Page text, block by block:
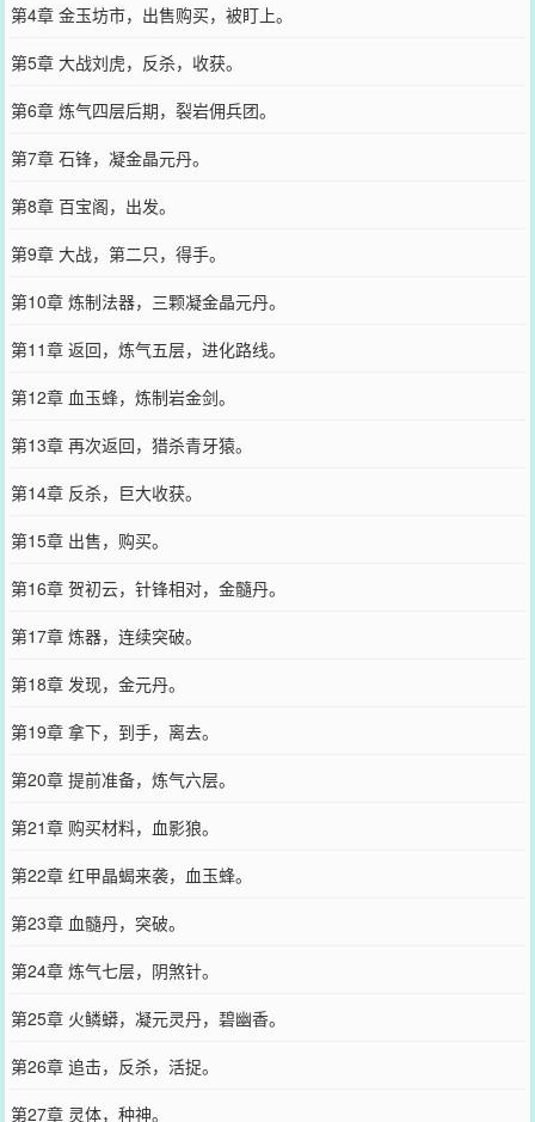
第4章 金玉坊市，出售购买，被盯上。
第5章 大战刘虎，反杀，收获。
第6章 炼气四层后期，裂岩佣兵团。
第7章 石锋，凝金晶元丹。
第8章 百宝阁，出发。
第9章 大战，第二只，得手。
第10章 炼制法器，三颗凝金晶元丹。
第11章 返回，炼气五层，进化路线。
第12章 血玉蜂，炼制岩金剑。
第13章 再次返回，猎杀青牙猿。
第14章 反杀，巨大收获。
第15章 出售，购买。
第16章 贺初云，针锋相对，金髓丹。
第17章 炼器，连续突破。
第18章 发现，金元丹。
第19章 拿下，到手，离去。
第20章 提前准备，炼气六层。
第21章 购买材料，血影狼。
第22章 红甲晶蝎来袭，血玉蜂。
第23章 血髓丹，突破。
第24章 炼气七层，阴煞针。
第25章 火鳞蟒，凝元灵丹，碧幽香。
第26章 追击，反杀，活捉。
第27章 灵体，种神。